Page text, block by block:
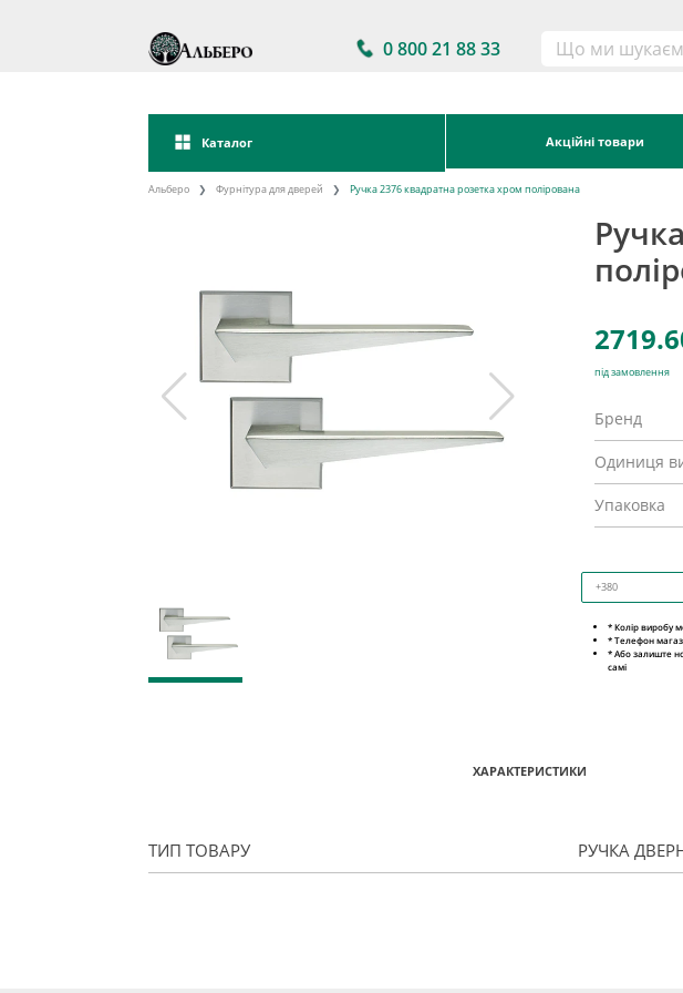
0 800 21 88 33
Каталог Акційні товари
Альберо Фурнітура для дверей Ручка 2376 квадратна розетка хром полірована
під замовлення
Бренд
Одиниця
Упаковка
* Колір виробу
* Телефон
* Або залиште
самі
ХАРАКТЕРИСТИКИ
ТИП ТОВАРУ РУЧКА